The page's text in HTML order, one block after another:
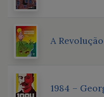
A
1984 –